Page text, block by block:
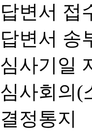
답변서 접
답변서 송
심사기일
심사회의(
결정통지